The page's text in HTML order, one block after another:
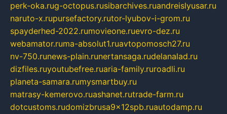
perk-oka.rug-octopus.rusibarchives.ruandreislyusar.ru
naruto-x.rupursefactory.rutor-lyubov-i-grom.ru
spayderhed-2022.rumovieone.ruevro-dez.ru
webamator.ruma-absolut1.ruavtopomosch27.ru
nv-750.runews-plain.runertansaga.rudelanalad.ru
dizfiles.ruyoutubefree.ruaria-family.ruroadli.ru
planeta-samara.rumysmartbuy.ru
matrasy-kemerovo.ruashanet.rutrade-farm.ru
dotcustoms.rudomizbrusa9x12spb.ruautodamp.ru